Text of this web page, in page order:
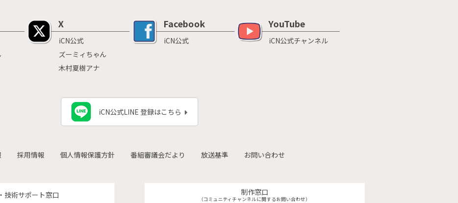
X
iCN公式
ズーミィちゃん
木村夏樹アナ
Facebook
iCN公式
YouTube
iCN公式チャンネル
iCN公式LINE 登録はこちら
採用情報 個人情報保護方針 番組審議会だより 放送基準 お問い合わせ
技術サポート窓口 制作窓口
（コミュニティチャンネルに関するお問い合わせ）